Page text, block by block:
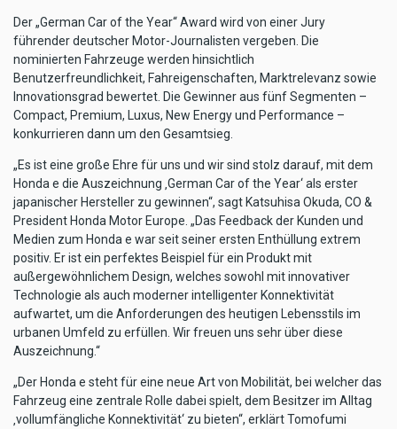
Der „German Car of the Year“ Award wird von einer Jury
führender deutscher Motor-Journalisten vergeben. Die
nominierten Fahrzeuge werden hinsichtlich
Benutzerfreundlichkeit, Fahreigenschaften, Marktrelevanz sowie
Innovationsgrad bewertet. Die Gewinner aus fünf Segmenten –
Compact, Premium, Luxus, New Energy und Performance –
konkurrieren dann um den Gesamtsieg.
„Es ist eine große Ehre für uns und wir sind stolz darauf, mit dem
Honda e die Auszeichnung ‚German Car of the Year‘ als erster
japanischer Hersteller zu gewinnen“, sagt Katsuhisa Okuda, CO &
President Honda Motor Europe. „Das Feedback der Kunden und
Medien zum Honda e war seit seiner ersten Enthüllung extrem
positiv. Er ist ein perfektes Beispiel für ein Produkt mit
außergewöhnlichem Design, welches sowohl mit innovativer
Technologie als auch moderner intelligenter Konnektivität
aufwartet, um die Anforderungen des heutigen Lebensstils im
urbanen Umfeld zu erfüllen. Wir freuen uns sehr über diese
Auszeichnung.“
„Der Honda e steht für eine neue Art von Mobilität, bei welcher das
Fahrzeug eine zentrale Rolle dabei spielt, dem Besitzer im Alltag
‚vollumfängliche Konnektivität‘ zu bieten“, erklärt Tomofumi